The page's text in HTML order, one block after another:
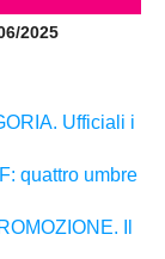
2025
Ufficiali i
quattro umbre
Il